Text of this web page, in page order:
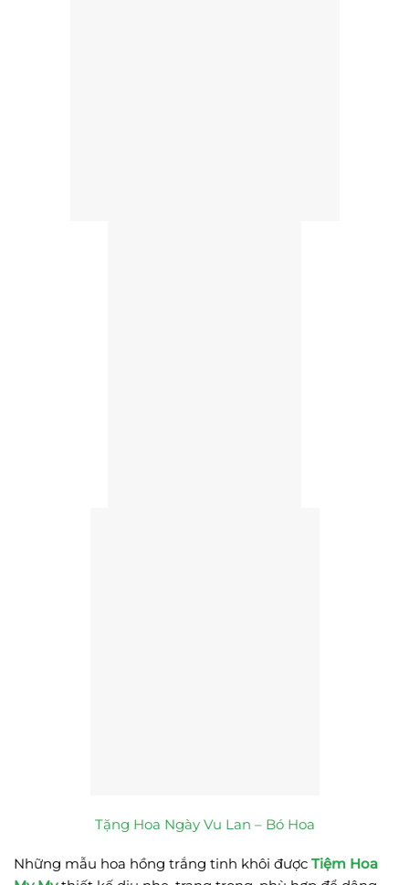
Tặng Hoa Ngày Vu Lan – Bó Hoa
Những mẫu hoa hồng trắng tinh khôi được Tiệm Hoa